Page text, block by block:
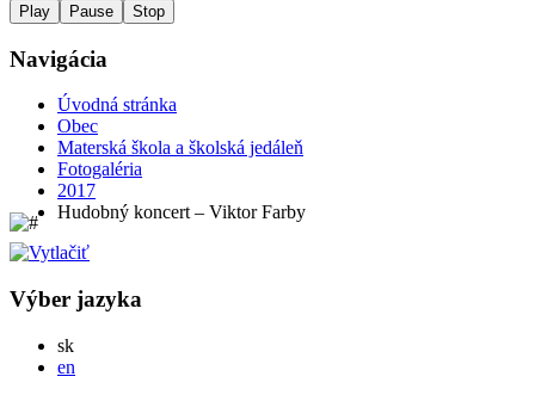
Play Pause Stop
Navigácia
Úvodná stránka
Obec
Materská škola a školská jedáleň
Fotogaléria
2017
Hudobný koncert – Viktor Farby
Výber jazyka
skSlovensky
en